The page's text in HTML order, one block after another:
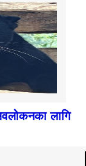
लागि